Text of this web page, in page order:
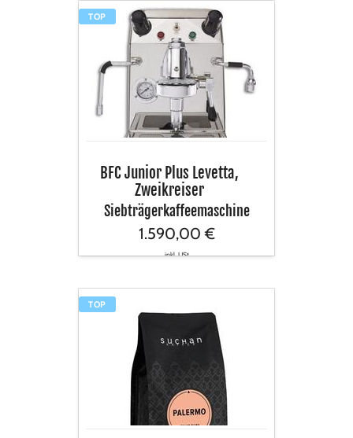
BFC
Plus
Levetta,
Zweikreiser
TOP
BFC Junior Plus Levetta,
Zweikreiser
Siebträgerkaffeemaschine
1.590,00 €
inkl. USt
Suchan
PALERMO,
TOP